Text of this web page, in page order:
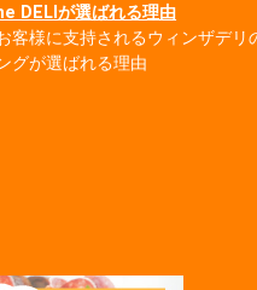
DELIが選ばれる理由
客様に支持されるウィンザデリ
グが選ばれる理由